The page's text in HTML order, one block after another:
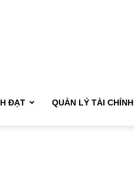
ĐẠT QUẢN LÝ TÀI CHÍNH